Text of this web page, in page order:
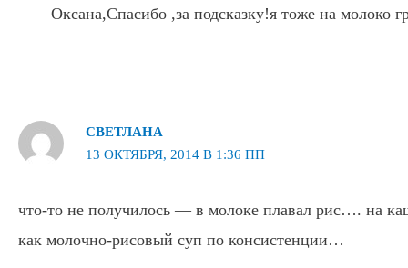
Оксана,Спасибо ,за подсказку!я тоже на молоко
СВЕТЛАНА
13 ОКТЯБРЯ, 2014 В 1:36 ПП
что-то не получилось — в молоке плавал рис…. на
как молочно-рисовый суп по консистенции…